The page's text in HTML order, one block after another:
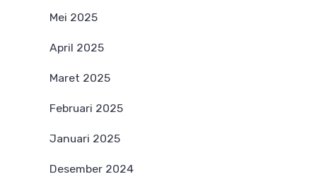
Mei 2025
April 2025
Maret 2025
Februari 2025
Januari 2025
Desember 2024